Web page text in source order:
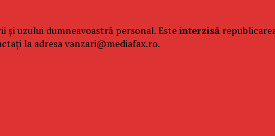
uzului dumneavoastră personal. Esteinterzisă
la adresa vanzari@mediafax.ro.